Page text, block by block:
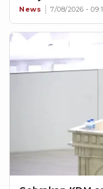
News 7/08/2026 -